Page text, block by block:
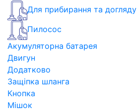
Для прибирання та догляду
Пилосос
Акумуляторна батарея
Двигун
Додатково
Защіпка шланга
Кнопка
Мішок